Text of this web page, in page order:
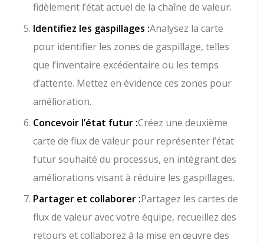
fidèlement l’état actuel de la chaîne de valeur.
Identifiez les gaspillages :Analysez la carte
pour identifier les zones de gaspillage, telles
que l’inventaire excédentaire ou les temps
d’attente. Mettez en évidence ces zones pour
amélioration.
Concevoir l’état futur :Créez une deuxième
carte de flux de valeur pour représenter l’état
futur souhaité du processus, en intégrant des
améliorations visant à réduire les gaspillages.
Partager et collaborer :Partagez les cartes de
flux de valeur avec votre équipe, recueillez des
retours et collaborez à la mise en œuvre des